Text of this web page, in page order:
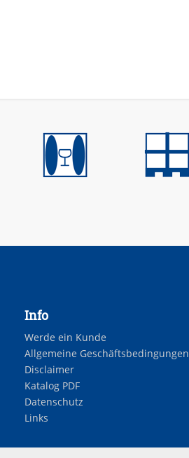
Info
Werde ein Kunde
Allgemeine Geschäftsbedingungen
Disclaimer
Katalog PDF
Datenschutz
Links
Jobs